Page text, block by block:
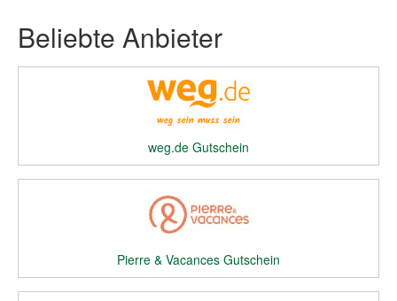
Beliebte Anbieter
weg.de Gutschein
Pierre & Vacances Gutschein